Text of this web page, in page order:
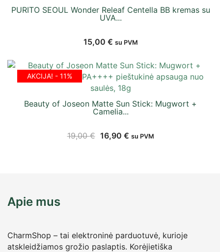
PURITO SEOUL Wonder Releaf Centella BB kremas su
UVA...
15,00 € su PVM
AKCIJA! - 11%
Beauty of Joseon Matte Sun Stick: Mugwort +
Camelia...
19,00€ 16,90 € su PVM
Apie mus
CharmShop – tai elektroninė parduotuvė, kurioje
atskleidžiamos grožio paslaptis. Korėjietiška